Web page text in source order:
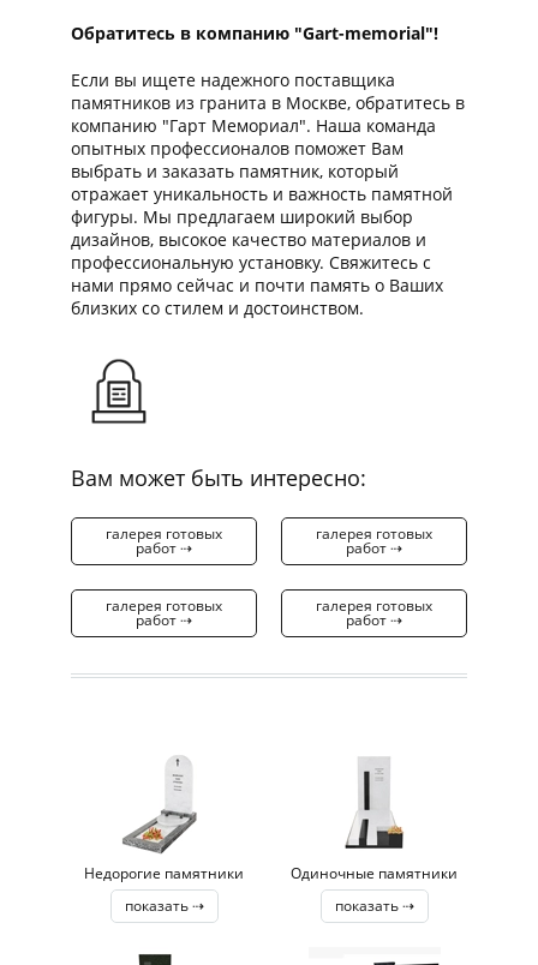
Обратитесь в компанию "Gart-memorial"!
Если вы ищете надежного поставщика
памятников из гранита в Москве, обратитесь в
компанию "Гарт Мемориал". Наша команда
опытных профессионалов поможет Вам
выбрать и заказать памятник, который
отражает уникальность и важность памятной
фигуры. Мы предлагаем широкий выбор
дизайнов, высокое качество материалов и
профессиональную установку. Свяжитесь с
нами прямо сейчас и почти память о Ваших
близких со стилем и достоинством.
Вам может быть интересно:
галерея готовых
работ ⇢
галерея готовых
работ ⇢
галерея готовых
работ ⇢
галерея готовых
работ ⇢
Недорогие памятники
показать ⇢
Одиночные памятники
показать ⇢